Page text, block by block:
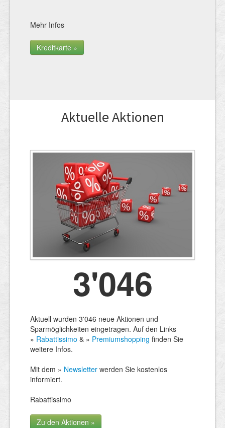
Mehr Infos
Kreditkarte »
Aktuelle Aktionen
3'046
Aktuell wurden 3'046 neue Aktionen und
Sparmöglichkeiten eingetragen. Auf den Links
» Rabattissimo & » Premiumshopping finden Sie
weitere Infos.
Mit dem » Newsletter werden Sie kostenlos
informiert.
Rabattissimo
Zu den Aktionen »